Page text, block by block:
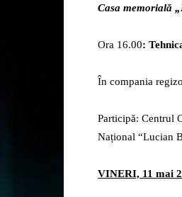
Casa memorială
Ora 16.00:
În compania
Participă: Centrul
Național “Lucian
VINERI, 11 mai